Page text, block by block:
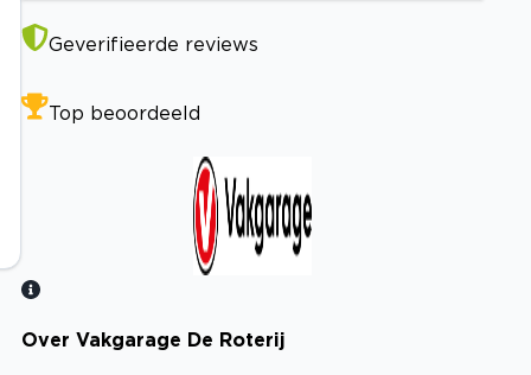
Geverifieerde reviews
Top beoordeeld
Bekijk certificaat
Over Vakgarage De Roterij